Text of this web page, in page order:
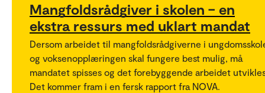
Mangfoldsrådgiver i skolen – en
ekstra ressurs med uklart mandat
Dersom arbeidet til mangfoldsrådgiverne i
og voksenopplæringen skal fungere best mulig, må
mandatet spisses og det forebyggende arbeidet
Det kommer fram i en fersk rapport fra NOVA.